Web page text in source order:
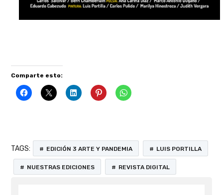
Comparte esto:
TAGS: EDICIÓN 3 ARTE Y PANDEMIA LUIS PORTILLA
NUESTRAS EDICIONES REVISTA DIGITAL